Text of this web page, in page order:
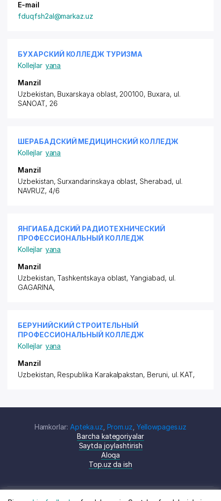
E-mail
fduqfsh2al@markaz.uz
БУХАРСКИЙ КОЛЛЕДЖ ТУРИЗМА
Kollejlar yana
Manzil
Uzbekistan, Buxarskaya oblast, 200100, Buxara, ul.
SANOAT, 26
ШЕРАБАДСКИЙ МЕДИЦИНСКИЙ КОЛЛЕДЖ
Kollejlar yana
Manzil
Uzbekistan, Surxandarinskaya oblast, Sherabad, ul.
NAVRUZ, 4/6
ЯНГИАБАДСКИЙ РАДИОТЕХНИЧЕСКИЙ
ПРОФЕССИОНАЛЬНЫЙ КОЛЛЕДЖ
Kollejlar yana
Manzil
Uzbekistan, Tashkentskaya oblast, Yangiabad, ul.
GAGARINA,
БЕРУНИЙСКИЙ СТРОИТЕЛЬНЫЙ
ПРОФЕССИОНАЛЬНЫЙ КОЛЛЕДЖ
Kollejlar yana
Manzil
Uzbekistan, Respublika Karakalpakstan, Beruni, ul. KAT,
Hamkorlar: Apteka.uz Prom.uz ,Yellowpages.uz
Barcha kategoriyalar
Saytda joylashtirish
Aloqa
Top.uz da ish